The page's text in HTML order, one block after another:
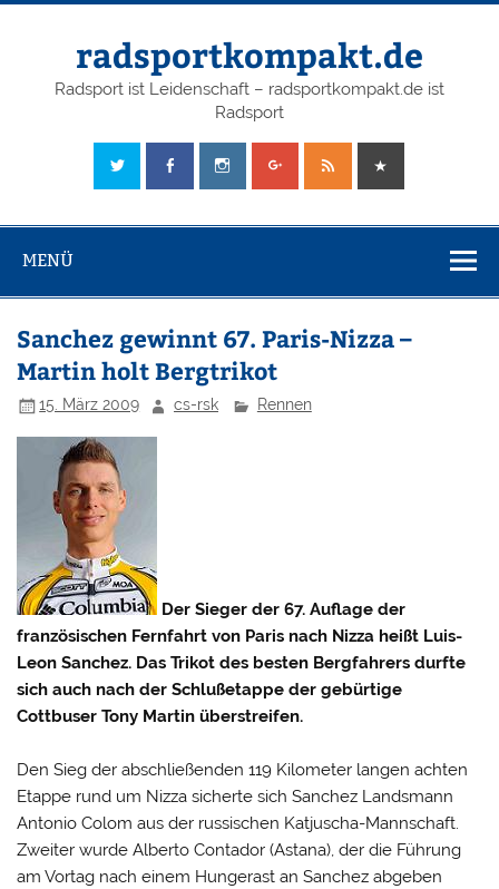
radsportkompakt.de
Radsport ist Leidenschaft – radsportkompakt.de ist
Radsport
MENÜ
Sanchez gewinnt 67. Paris-Nizza –
Martin holt Bergtrikot
15. März 2009 cs-rsk Rennen
Der Sieger der 67. Auflage der
französischen Fernfahrt von Paris nach Nizza heißt Luis-
Leon Sanchez. Das Trikot des besten Bergfahrers durfte
sich auch nach der Schlußetappe der gebürtige
Cottbuser Tony Martin überstreifen.
Den Sieg der abschließenden 119 Kilometer langen achten
Etappe rund um Nizza sicherte sich Sanchez Landsmann
Antonio Colom aus der russischen Katjuscha-Mannschaft.
Zweiter wurde Alberto Contador (Astana), der die Führung
am Vortag nach einem Hungerast an Sanchez abgeben